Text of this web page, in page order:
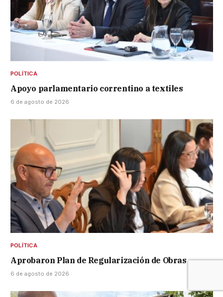
POLÍTICA
Apoyo parlamentario correntino a textiles
6 de agosto de 2026
POLÍTICA
Aprobaron Plan de Regularización de Obras
6 de agosto de 2026